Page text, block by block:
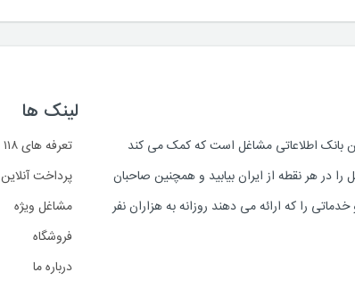
بزرگترین بانک اطلاعاتی مشاغل است که کمک می کند
در هر نقطه از ایران بیابید و همچنین صاحبان
را که ارائه می دهند روزانه به هزاران نفر
لینک ها
تعرفه های ۱۱۸ ایران
پرداخت آنلاین
مشاغل ویژه
فروشگاه
درباره ما